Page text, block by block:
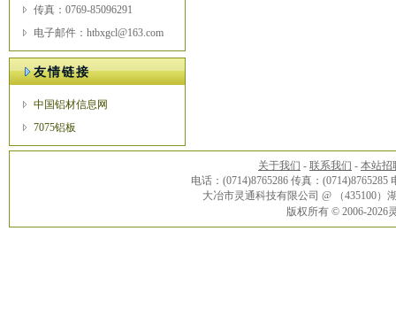
传真：0769-85096291
电子邮件：htbxgcl@163.com
友情链接
中国铝材信息网
7075铝板
关于我们 - 联系我们 - 本站招
电话：(0714)8765286 传真：(0714)8765285
大冶市灵通科技有限公司 @ （435100
版权所有 © 2006-2026